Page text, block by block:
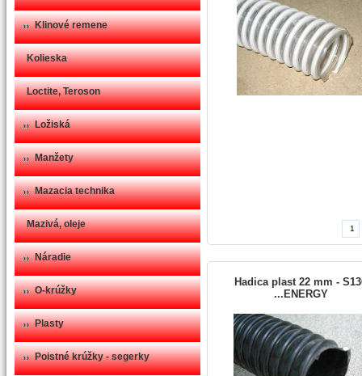
Klinové remene
Kolieska
Loctite, Teroson
Ložiská
Manžety
Mazacia technika
Mazivá, oleje
Náradie
O-krúžky
Plasty
Poistné krúžky - segerky
Hadica plast 22 mm -
...ENERGY